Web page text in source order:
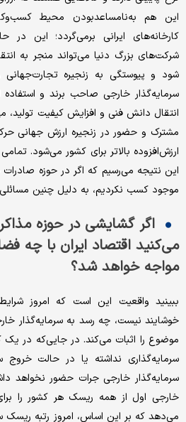
این هم به‌نامساعد‌بودن محیط
کارخانه‌های ایرانی برمی‌گردد؛ این
شرکت‌های بزرگ دنیا می‌تواند منجر به
شود و پیوستگی به زنجیره تجارت‌جهانی
سرمایه‌گذار خارجی صاحب برند و استفاده
انتقال دانش فنی و افزایش کیفیت
مشترک و حضور در زنجیره ارزش جهانی
ارزش‌افزوده بالاتر برای کشور می‌شود. تمامی
این نتیجه می‌رسیم که اگر در حوزه صادرات
موجود کسب نکردیم، به دلیل چنین
اگر گشایشی در حوزه
می‌کنید اقتصاد ایران با چه
مواجه خواهد شد؟
ببینید واقعیت این است که امروز
خوشایند نیست، چه رسد به سرمایه‌گذار
موضوع را ‌‌‌‌اثبات می‌کند. در جایی‌که در یک
سرمایه‌گذاری نداشته یا در حالت خروج
سرمایه‌گذار خارجی جرات حضور نخواهد
خارجی اول از همه ریسک هر کشور را
می‌دهد که بر این اساس، امروز رتبه ریسک